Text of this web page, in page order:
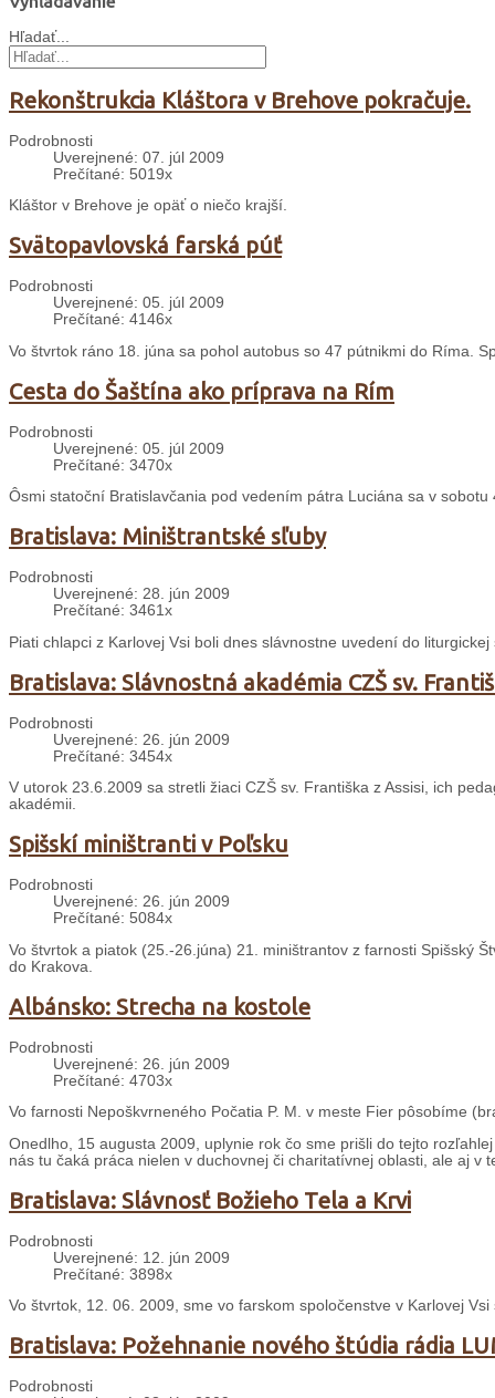
Hľadať...
Rekonštrukcia Kláštora v Brehove pokračuje.
Podrobnosti
Uverejnené: 07. júl 2009
Prečítané: 5019x
Kláštor v Brehove je opäť o niečo krajší.
Svätopavlovská farská púť
Podrobnosti
Uverejnené: 05. júl 2009
Prečítané: 4146x
Vo štvrtok ráno 18. júna sa pohol autobus so 47 pútnikmi do Ríma.
Cesta do Šaštína ako príprava na Rím
Podrobnosti
Uverejnené: 05. júl 2009
Prečítané: 3470x
Ôsmi statoční Bratislavčania pod vedením pátra Luciána sa v
Bratislava: Miništrantské sľuby
Podrobnosti
Uverejnené: 28. jún 2009
Prečítané: 3461x
Piati chlapci z Karlovej Vsi boli dnes slávnostne uvedení do
Bratislava: Slávnostná akadémia CZŠ sv.
Podrobnosti
Uverejnené: 26. jún 2009
Prečítané: 3454x
V utorok 23.6.2009 sa stretli žiaci CZŠ sv. Františka z Assisi, ich
akadémii.
Spišskí miništranti v Poľsku
Podrobnosti
Uverejnené: 26. jún 2009
Prečítané: 5084x
Vo štvrtok a piatok (25.-26.júna) 21. miništrantov z farnosti Spišský
do Krakova.
Albánsko: Strecha na kostole
Podrobnosti
Uverejnené: 26. jún 2009
Prečítané: 4703x
Vo farnosti Nepoškvrneného Počatia P. M. v meste Fier pôsobíme
Onedlho, 15 augusta 2009, uplynie rok čo sme prišli do tejto
nás tu čaká práca nielen v duchovnej či charitatívnej oblasti, ale aj v
Bratislava: Slávnosť Božieho Tela a Krvi
Podrobnosti
Uverejnené: 12. jún 2009
Prečítané: 3898x
Vo štvrtok, 12. 06. 2009, sme vo farskom spoločenstve v Karlovej
Bratislava: Požehnanie nového štúdia rádia
Podrobnosti